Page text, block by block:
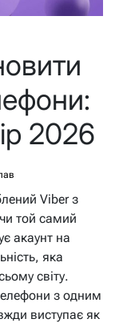
2026
Viber з
той самий
акаунт на
яка
світу.
з одним
виступає як